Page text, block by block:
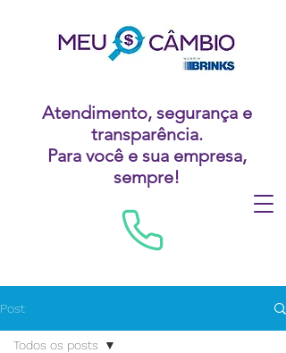
Atendimento, segurança e
transparência.
Para você e sua empresa,
sempre!
Post
Todos os posts